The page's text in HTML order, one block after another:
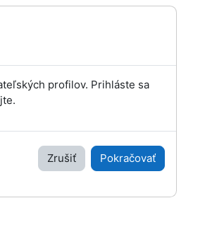
profilov. Prihláste sa
Zrušiť Pokračovať